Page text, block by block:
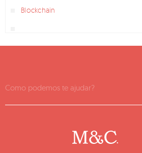
Blockchain
Como podemos te ajudar?